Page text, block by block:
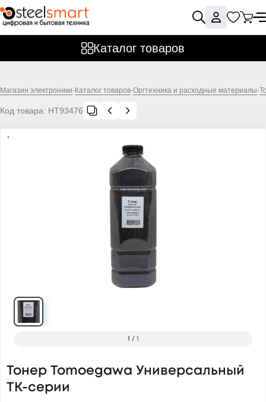
Каталог товаров
Магазин электроники-Каталог товаров-Оргтехника и расходные материалы-
Код товара: НТ93476
1 / 1
Тонер Tomoegawa Универсальный
ТК-серии